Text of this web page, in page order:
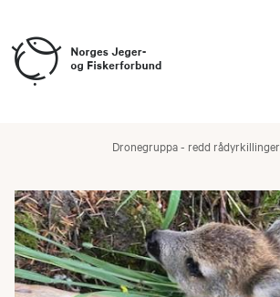
Dronegruppa - redd rådyrkillinger